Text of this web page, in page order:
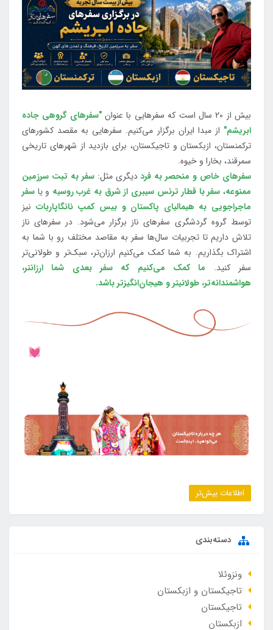
بیش از 20 سال است که سفرهایی با عنوان
"سفرهای گروهی جاده
ابریشم" از مبدا ایران برگزار می‌کنیم. سفرهایی به مقصد کشورهای
ترکمنستان، ازبکستان و تاجیکستان، برای بازدید از شهرهای تاریخی
سمرقند، بخارا و خیوه.
سفرهای خاص و منحصر به فرددیگری مثل:سفر به تبت سرزمین
ممنوعه، سفر با قطار ترنس سیبری از شرق به غرب روسیه و یا سفر
ماجراجویی به هیمالیای پاکستان و بیس کمپ نانگاپاربات نیز
توسط گروه گردشگری سفرهای ناز برگزار می‌شود. در سفرهای ناز
تلاش داریم تا تجربیات سال‌ها سفر به مقاصد مختلف رو با شما به
اشتراک بگذاریم. به شما کمک می‌کنیم ارزان‌تر، سبک‌تر و طولانی‌تر
سفر کنید. ما کمک می‌کنیم که سفر بعدی شما ارزانتر،
هواشمندانه‌تر، طولانی‎تر و هیجان‌انگیزتر باشد.
اطلاعات بیش‌تر
دسته‌بندی
ونزوئلا
تاجیکستان و ازبکستان
تاجیکستان
ازبکستان